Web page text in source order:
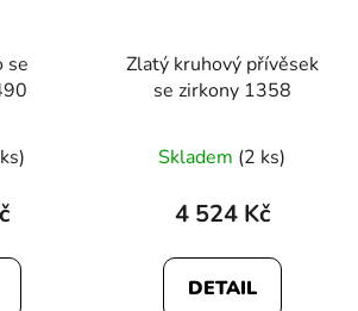
se
Zlatý kruhový přívěsek
se zirkony 1358
Skladem (2 ks)
4 524 Kč
DETAIL